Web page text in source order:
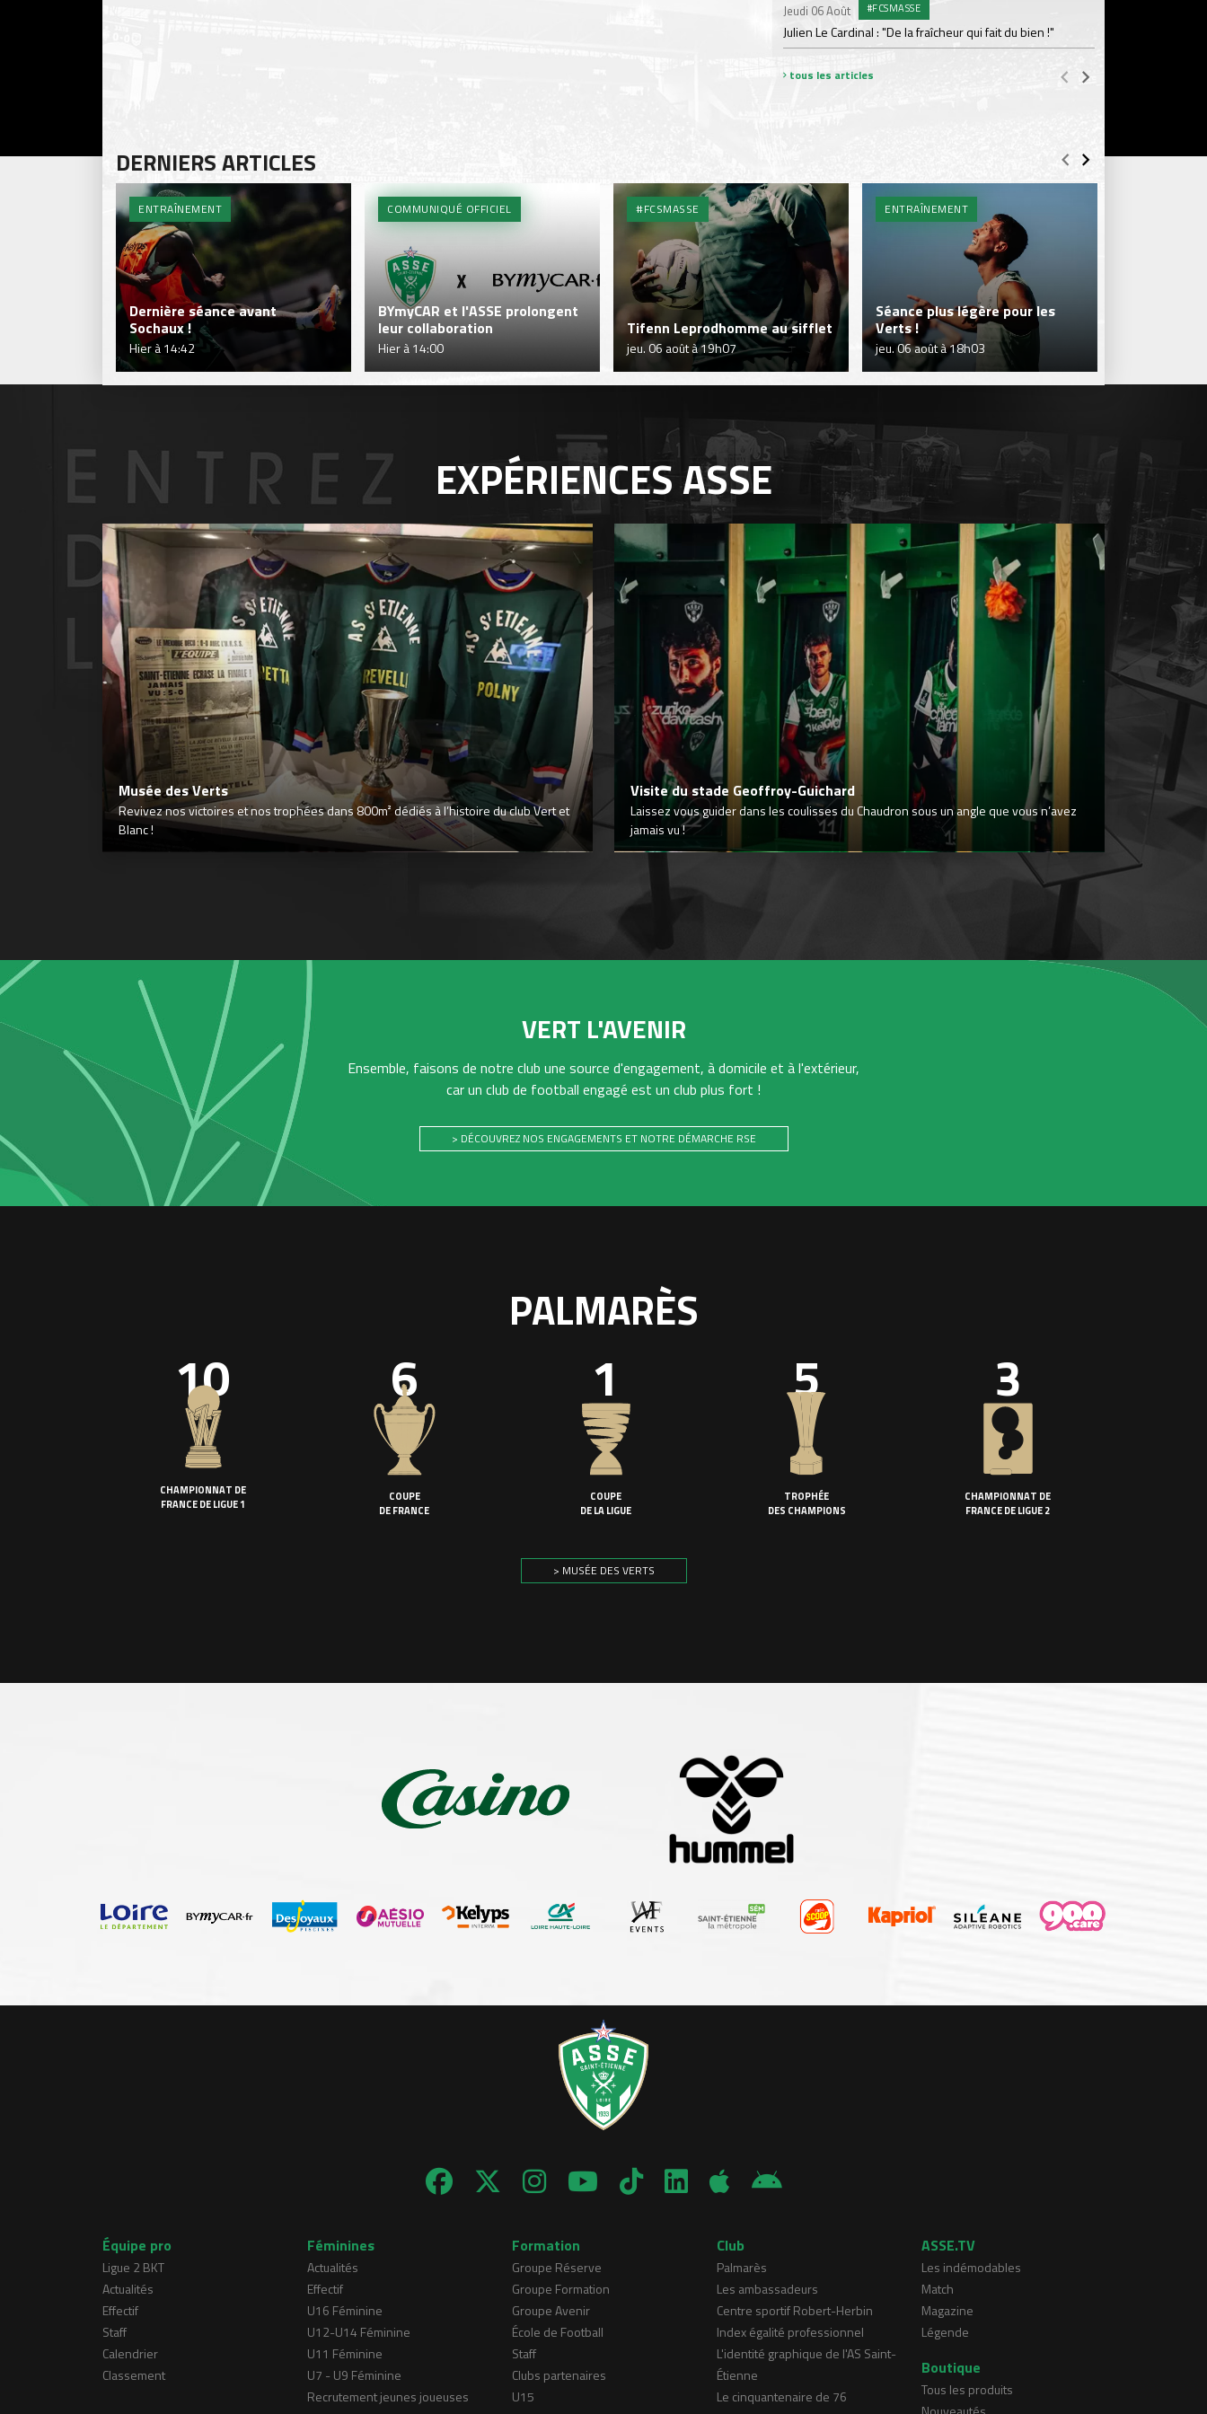
Jeudi 06 Août #FCSMASSE
Julien Le Cardinal : "De la fraîcheur qui fait du bien !"
tous les articles
DERNIERS ARTICLES
ENTRAÎNEMENT
Dernière séance avant
Sochaux !
Hier à 14:42
COMMUNIQUÉ OFFICIEL
BYmyCAR et l'ASSE prolongent
leur collaboration
Hier à 14:00
#FCSMASSE
Tifenn Leprodhomme au sifflet
jeu. 06 août à 19h07
ENTRAÎNEMENT
Séance plus légère pour les
Verts !
jeu. 06 août à 18h03
EXPÉRIENCESASSE
Musée des Verts
Revivez nos victoires et nos trophées dans 800m² dédiés à l’histoire du club Vert et
Blanc !
Visite du stade Geoffroy-Guichard
Laissez vous guider dans les coulisses du Chaudron sous un angle que vous n’avez
jamais vu !
VERT L'AVENIR
Ensemble, faisons de notre club une source d'engagement, à domicile et à l'extérieur,
car un club de football engagé est un club plus fort !
> DÉCOUVREZ NOS ENGAGEMENTS ET NOTRE DÉMARCHE RSE
PALMARÈS
10
CHAMPIONNAT DE
FRANCE DE LIGUE 1
6
COUPE
DE FRANCE
1
COUPE
DE LA LIGUE
5
TROPHÉE
DES CHAMPIONS
3
CHAMPIONNAT DE
FRANCE DE LIGUE 2
> MUSÉE DES VERTS
Équipe pro
Ligue 2 BKT
Actualités
Effectif
Staff
Calendrier
Classement
Féminines
Actualités
Effectif
U16 Féminine
U12-U14 Féminine
U11 Féminine
U7 - U9 Féminine
Recrutement jeunes joueuses
Formation
Groupe Réserve
Groupe Formation
Groupe Avenir
École de Football
Staff
Clubs partenaires
U15
Club
Palmarès
Les ambassadeurs
Centre sportif Robert-Herbin
Index égalité professionnel
L'identité graphique de l'AS Saint-
Étienne
Le cinquantenaire de 76
ASSE.TV
Les indémodables
Match
Magazine
Légende
Boutique
Tous les produits